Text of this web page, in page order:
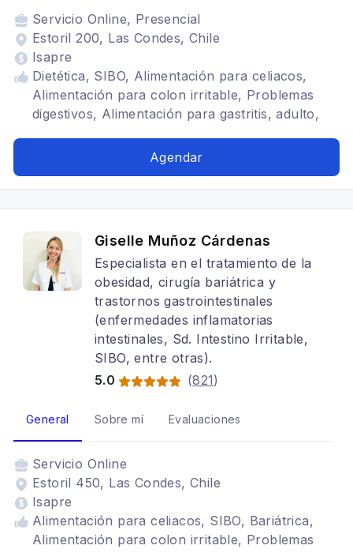
Servicio Online, Presencial
Estoril 200, Las Condes, Chile
Isapre
Dietética, SIBO, Alimentación para celiacos,
Alimentación para colon irritable, Problemas
digestivos, Alimentación para gastritis, adulto,
Agendar
Giselle Muñoz Cárdenas
Especialista en el tratamiento de la
obesidad, cirugía bariátrica y
trastornos gastrointestinales
(enfermedades inflamatorias
intestinales, Sd. Intestino Irritable,
SIBO, entre otras).
5.0
(821)
General Sobre mí Evaluaciones
Servicio Online
Estoril 450, Las Condes, Chile
Isapre
Alimentación para celiacos, SIBO, Bariátrica,
Alimentación para colon irritable, Problemas